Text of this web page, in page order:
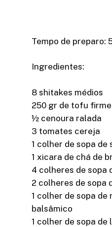
Tempo de preparo:
Ingredientes:
8 shitakes médios
250 gr de tofu firme
½ cenoura ralada
3 tomates cereja
1 colher de sopa de
1 xicara de chá de
4 colheres de sopa
2 colheres de sopa
1 colher de sopa de
balsâmico
1 colher de sopa